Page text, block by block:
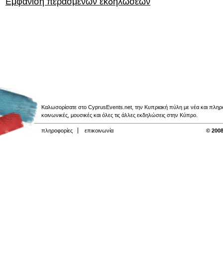
Καλωσορίσατε στο CyprusEvents.net, την Κυπριακή πύλη με νέα και
κοινωνικές, μουσικές και όλες τις άλλες εκδηλώσεις στην Κύπρο.
πληροφορίες επικοινωνία ©